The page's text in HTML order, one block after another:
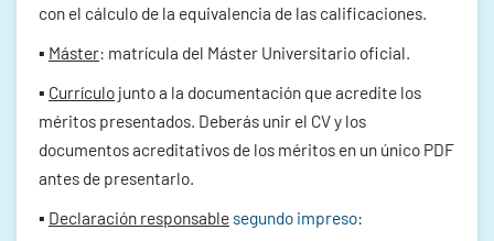
con el cálculo de la equivalencia de las calificaciones.
▪ Máster: matrícula del Máster Universitario oficial.
▪ Currículo junto a la documentación que acredite los
méritos presentados. Deberás unir el CV y los
documentos acreditativos de los méritos en un único PDF
antes de presentarlo.
▪ Declaración responsable segundo impreso: